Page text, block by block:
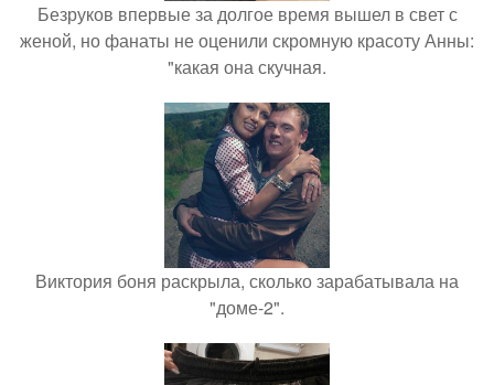
Безруков впервые за долгое время вышел в свет с
женой, но фанаты не оценили скромную красоту Анны:
"какая она скучная.
Виктория боня раскрыла, сколько зарабатывала на
"доме-2".